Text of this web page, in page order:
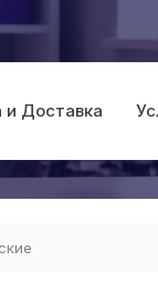
и Доставка